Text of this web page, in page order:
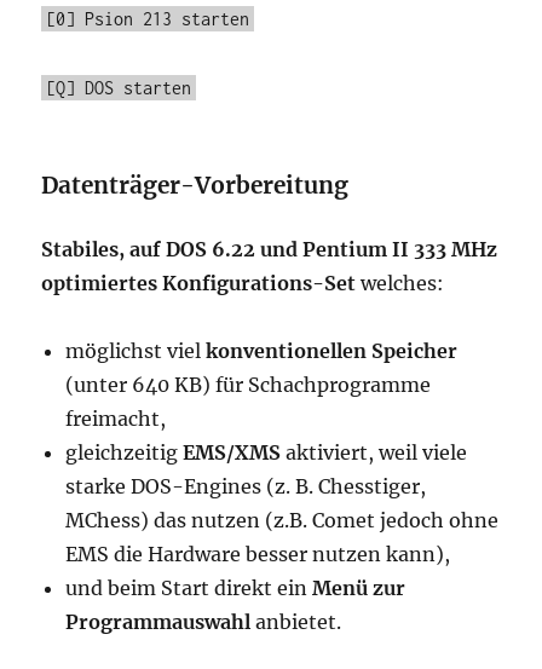
[0] Psion 213 starten
[Q] DOS starten
Datenträger-Vorbereitung
Stabiles, auf DOS 6.22und Pentium II 333 MHz
optimiertes Konfigurations-Set welches:
möglichst vielkonventionellen Speicher
(unter 640 KB) für Schachprogramme
freimacht,
gleichzeitigEMS/XMS aktiviert, weil viele
starke DOS-Engines (z. B. Chesstiger,
MChess) das nutzen (z.B. Comet jedoch ohne
EMS die Hardware besser nutzen kann),
und beim Start direkt einMenü zur
Programmauswahl anbietet.